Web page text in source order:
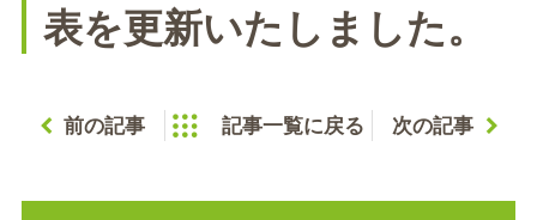
表を更新いたしました。
前の記事 記事一覧に戻る 次の記事